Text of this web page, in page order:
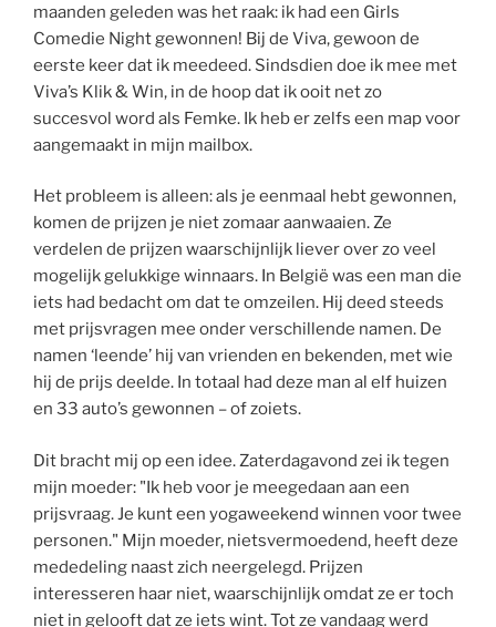
maanden geleden was het raak: ik had een Girls
Comedie Night gewonnen! Bij de Viva, gewoon de
eerste keer dat ik meedeed. Sindsdien doe ik mee met
Viva’s Klik & Win, in de hoop dat ik ooit net zo
succesvol word als Femke. Ik heb er zelfs een map voor
aangemaakt in mijn mailbox.
Het probleem is alleen: als je eenmaal hebt gewonnen,
komen de prijzen je niet zomaar aanwaaien. Ze
verdelen de prijzen waarschijnlijk liever over zo veel
mogelijk gelukkige winnaars. In België was een man die
iets had bedacht om dat te omzeilen. Hij deed steeds
met prijsvragen mee onder verschillende namen. De
namen ‘leende’ hij van vrienden en bekenden, met wie
hij de prijs deelde. In totaal had deze man al elf huizen
en 33 auto’s gewonnen – of zoiets.
Dit bracht mij op een idee. Zaterdagavond zei ik tegen
mijn moeder: "Ik heb voor je meegedaan aan een
prijsvraag. Je kunt een yogaweekend winnen voor twee
personen." Mijn moeder, nietsvermoedend, heeft deze
mededeling naast zich neergelegd. Prijzen
interesseren haar niet, waarschijnlijk omdat ze er toch
niet in gelooft dat ze iets wint. Tot ze vandaag werd